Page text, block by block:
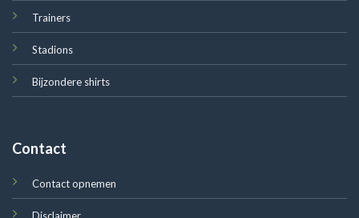
Trainers
Stadions
Bijzondere shirts
Contact
Contact opnemen